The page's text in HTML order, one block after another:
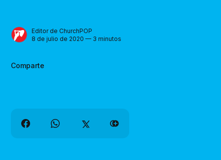
Editor de ChurchPOP
8 de julio de 2020 — 3 minutos
Comparte